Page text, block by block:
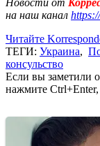
на наш канал
Читайте
ТЕГИ: Украина,
консульство
Если вы заметили
нажмите